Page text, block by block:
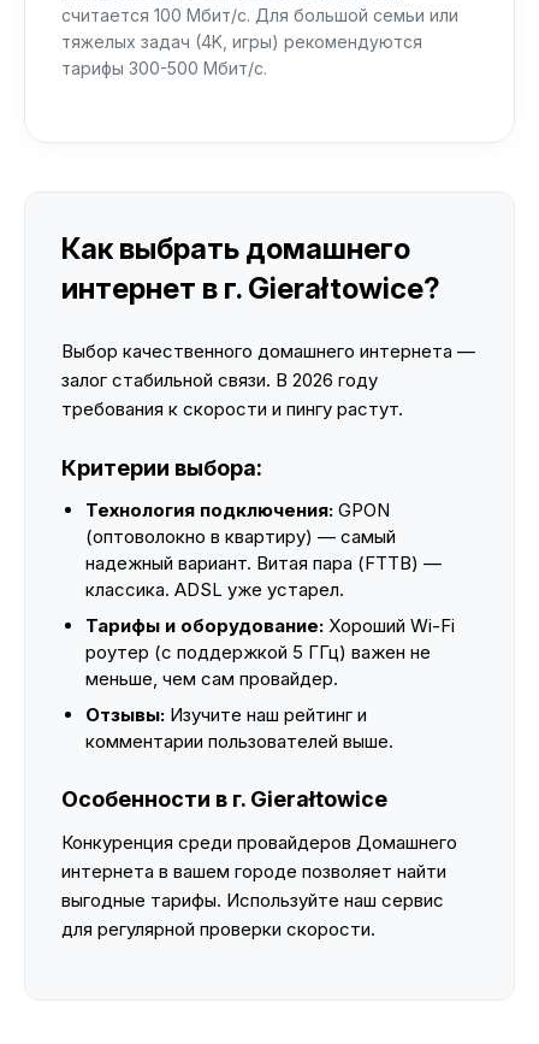
считается 100 Мбит/с. Для большой семьи или
тяжелых задач (4K, игры) рекомендуются
тарифы 300-500 Мбит/с.
Как выбрать домашнего
интернет в г. Gierałtowice?
Выбор качественного домашнего интернета —
залог стабильной связи. В 2026 году
требования к скорости и пингу растут.
Критерии выбора:
Технология подключения: GPON
(оптоволокно в квартиру) — самый
надежный вариант. Витая пара (FTTB) —
классика. ADSL уже устарел.
Тарифы и оборудование: Хороший Wi-Fi
роутер (с поддержкой 5 ГГц) важен не
меньше, чем сам провайдер.
Отзывы: Изучите наш рейтинг и
комментарии пользователей выше.
Особенности в г. Gierałtowice
Конкуренция среди провайдеров Домашнего
интернета в вашем городе позволяет найти
выгодные тарифы. Используйте наш сервис
для регулярной проверки скорости.